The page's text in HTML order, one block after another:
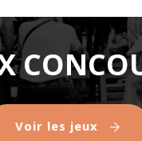
Voir les jeux